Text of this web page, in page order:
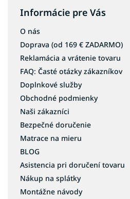
Informácie pre Vás
O nás
Doprava (od 169 € ZADARMO)
Reklamácia a vrátenie tovaru
FAQ: Časté otázky zákazníkov
Doplnkové služby
Obchodné podmienky
Naši zákazníci
Bezpečné doručenie
Matrace na mieru
BLOG
Asistencia pri doručení tovaru
Nákup na splátky
Montážne návody